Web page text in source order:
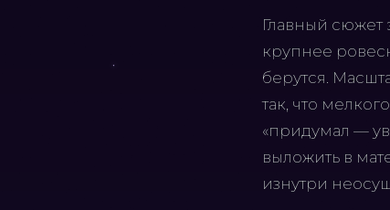
Главный сюжет
крупнее
берутся.
так, что
«придумал —
выложить в
изнутри